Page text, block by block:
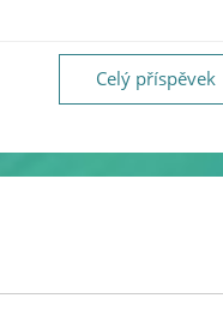
Celý příspěvek